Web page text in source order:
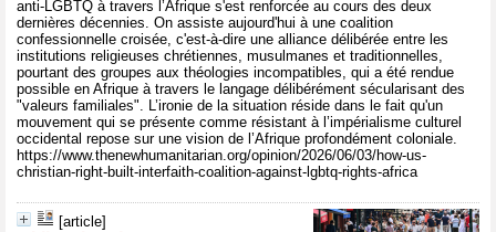
anti-LGBTQ à travers l’Afrique s'est renforcée au cours des deux
dernières décennies. On assiste aujourd'hui à une coalition
confessionnelle croisée, c'est-à-dire une alliance délibérée entre les
institutions religieuses chrétiennes, musulmanes et traditionnelles,
pourtant des groupes aux théologies incompatibles, qui a été rendue
possible en Afrique à travers le langage délibérément sécularisant des
"valeurs familiales". L’ironie de la situation réside dans le fait qu'un
mouvement qui se présente comme résistant à l’impérialisme culturel
occidental repose sur une vision de l’Afrique profondément coloniale.
https://www.thenewhumanitarian.org/opinion/2026/06/03/how-us-
christian-right-built-interfaith-coalition-against-lgbtq-rights-africa
[article]